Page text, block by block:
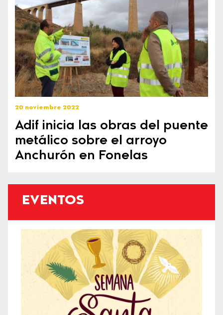
20 noviembre 2022
Adif inicia las obras del puente
metálico sobre el arroyo
Anchurón en Fonelas
EVENTOS